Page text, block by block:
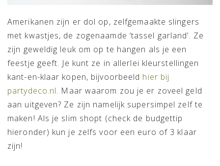
Amerikanen zijn er dol op, zelfgemaakte slingers
met kwastjes, de zogenaamde ‘tassel garland’. Ze
zijn geweldig leuk om op te hangen als je een
feestje geeft. Je kunt ze in allerlei kleurstellingen
kant-en-klaar kopen, bijvoorbeeld hier bij
partydeco.nl. Maar waarom zou je er zoveel geld
aan uitgeven? Ze zijn namelijk supersimpel zelf te
maken! Als je slim shopt (check de budgettip
hieronder) kun je zelfs voor een euro of 3 klaar
zijn!